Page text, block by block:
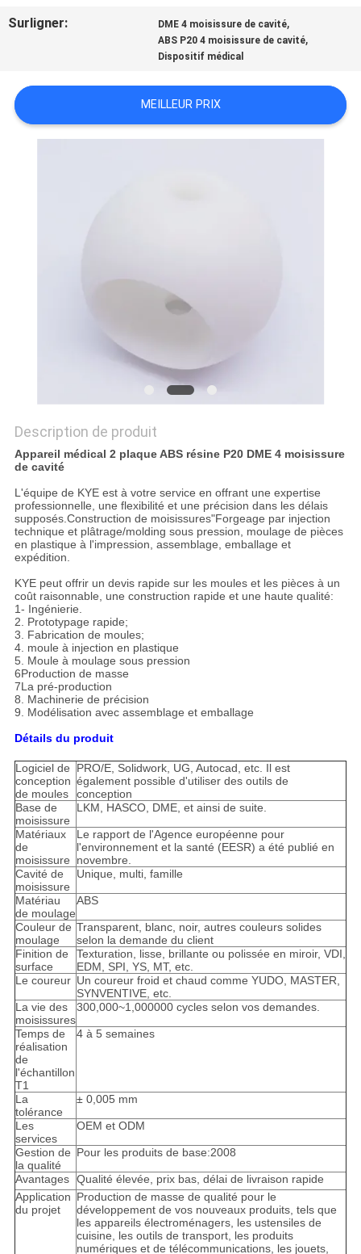
NOUVELLES
DEMANDEZ
UNE
CITATION
Surligner:
DME 4 moisissure de cavité,
ABS P20 4 moisissure de cavité,
Dispositif médical
MEILLEUR PRIX
Description de produit
Appareil médical 2 plaque ABS résine P20 DME 4 moisissure
de cavité
L'équipe de KYE est à votre service en offrant une expertise
professionnelle, une flexibilité et une précision dans les délais
supposés.Construction de moisissures"Forgeage par injection
technique et plâtrage/molding sous pression, moulage de pièces
en plastique à l'impression, assemblage, emballage et
expédition.
KYE peut offrir un devis rapide sur les moules et les pièces à un
coût raisonnable, une construction rapide et une haute qualité:
1- Ingénierie.
2. Prototypage rapide;
3. Fabrication de moules;
4. moule à injection en plastique
5. Moule à moulage sous pression
6Production de masse
7La pré-production
8. Machinerie de précision
9. Modélisation avec assemblage et emballage
Détails du produit
Logiciel de
conception
de moules
PRO/E, Solidwork, UG, Autocad, etc. Il est
également possible d'utiliser des outils de
conception
Base de
moisissure
LKM, HASCO, DME, et ainsi de suite.
Matériaux
de
moisissure
Le rapport de l'Agence européenne pour
l'environnement et la santé (EESR) a été publié en
novembre.
Cavité de
moisissure
Unique, multi, famille
Matériau
de moulage
ABS
Couleur de
moulage
Transparent, blanc, noir, autres couleurs solides
selon la demande du client
Finition de
surface
Texturation, lisse, brillante ou polissée en miroir, VDI,
EDM, SPI, YS, MT, etc.
Le coureur Un coureur froid et chaud comme YUDO, MASTER,
SYNVENTIVE, etc.
La vie des
moisissures
300,000~1,000000 cycles selon vos demandes.
Temps de
réalisation
de
l'échantillon
T1
4 à 5 semaines
La
tolérance
± 0,005 mm
Les
services
OEM et ODM
Gestion de
la qualité
Pour les produits de base:2008
Avantages Qualité élevée, prix bas, délai de livraison rapide
Application
du projet
Production de masse de qualité pour le
développement de vos nouveaux produits, tels que
les appareils électroménagers, les ustensiles de
cuisine, les outils de transport, les produits
numériques et de télécommunications, les jouets,